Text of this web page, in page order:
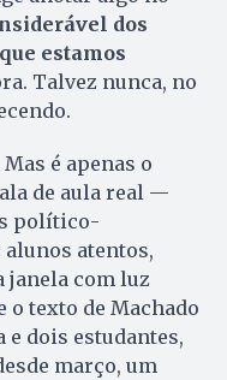
dos
estamos
Talvez nunca, no
é apenas o
de aula real —
político-
atentos,
janela com luz
texto de Machado
e dois estudantes,
março, um